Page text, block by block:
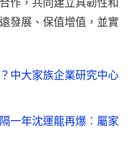
作，共同建立具韌性和
發展、保值增值，並實
中大家族企業研究中心
一年沈運龍再爆︰屬家